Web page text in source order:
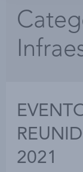
2021